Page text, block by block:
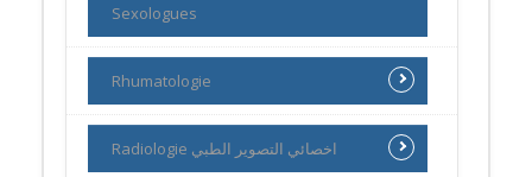
Sexologues
Rhumatologie
Radiologie اخصائي التصوير الطبي